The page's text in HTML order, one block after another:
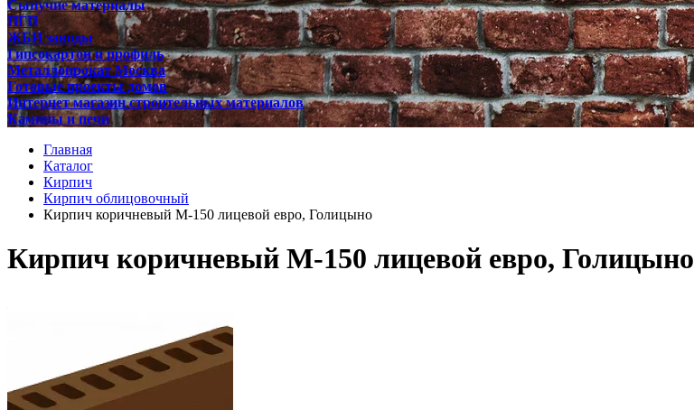
Сыпучие материалы
ПГП
ЖБИ заводы
Гипсокартон и профиль
Металлопрокат Москва
Готовые проекты домов
Интернет магазин строительных материалов
Камины и печи
Главная
Каталог
Кирпич
Кирпич облицовочный
Кирпич коричневый М-150 лицевой евро, Голицыно
Кирпич коричневый М-150 лицевой евро, Голицыно